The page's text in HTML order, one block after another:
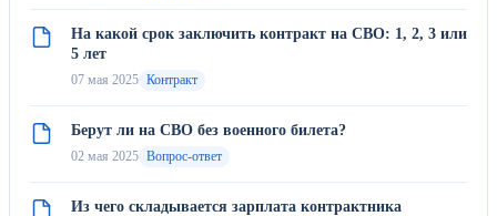
На какой срок заключить контракт на СВО: 1, 2, 3 или
5 лет
07 мая 2025 Контракт
Берут ли на СВО без военного билета?
02 мая 2025 Вопрос-ответ
Из чего складывается зарплата контрактника